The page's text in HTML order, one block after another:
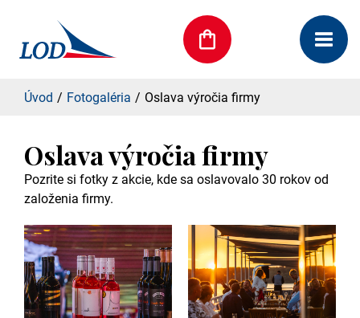
Úvod Fotogaléria Oslava výročia firmy
Oslava výročia firmy
Pozrite si fotky z akcie, kde sa oslavovalo 30 rokov od
založenia firmy.